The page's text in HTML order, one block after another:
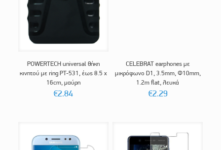
POWERTECH universal θήκη
κινητού με ring PT-531, έως 8.5 x
16cm, μαύρη
€2.84
CELEBRAT earphones με
μικρόφωνο D1, 3.5mm, Φ10mm,
1.2m flat, λευκά
€2.29